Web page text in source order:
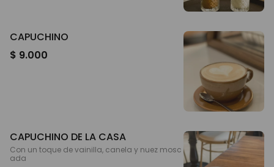
CAPUCHINO
$ 9.000
CAPUCHINO DE LA CASA
Con un toque de vainilla, canela y nuez mosc
ada